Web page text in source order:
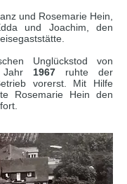
und Rosemarie Hein,
und Joachim, den
Unglückstod von
1967 ruhte der
vorerst. Mit Hilfe
Rosemarie Hein den